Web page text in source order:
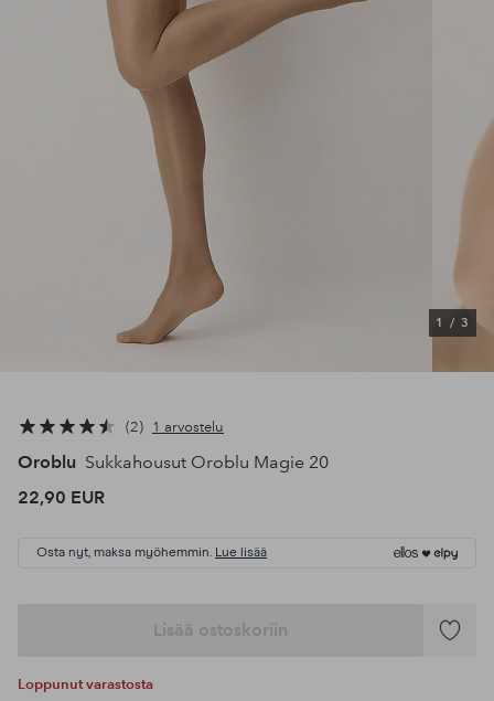
1 / 3
2 1 arvostelu
Oroblu Sukkahousut Oroblu Magie 20
22,90 EUR
Osta nyt, maksa myöhemmin. Lue lisää
Lisää ostoskoriin
Lisää
Loppunut varastosta